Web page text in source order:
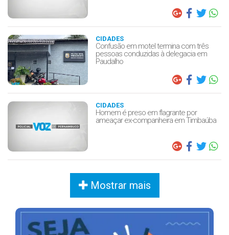
CIDADES
Confusão em motel termina com três
pessoas conduzidas à delegacia em
Paudalho
CIDADES
Homem é preso em flagrante por
ameaçar ex-companheira em Timbaúba
Mostrar mais